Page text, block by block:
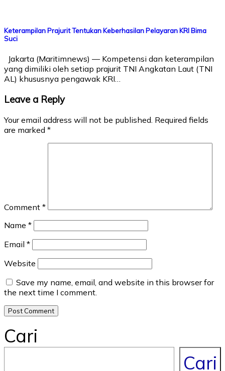
Keterampilan Prajurit Tentukan Keberhasilan Pelayaran KRI Bima
Suci
Jakarta (Maritimnews) — Kompetensi dan keterampilan
yang dimiliki oleh setiap prajurit TNI Angkatan Laut (TNI
AL) khususnya pengawak KRI…
Leave a Reply
Your email address will not be published. Required fields
are marked *
Comment *
Name *
Email *
Website
Save my name, email, and website in this browser for
the next time I comment.
Cari
Cari